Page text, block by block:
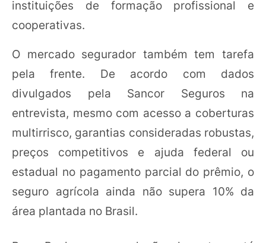
instituições de formação profissional e
cooperativas.
O mercado segurador também tem tarefa
pela frente. De acordo com dados
divulgados pela Sancor Seguros na
entrevista, mesmo com acesso a coberturas
multirrisco, garantias consideradas robustas,
preços competitivos e ajuda federal ou
estadual no pagamento parcial do prêmio, o
seguro agrícola ainda não supera 10% da
área plantada no Brasil.